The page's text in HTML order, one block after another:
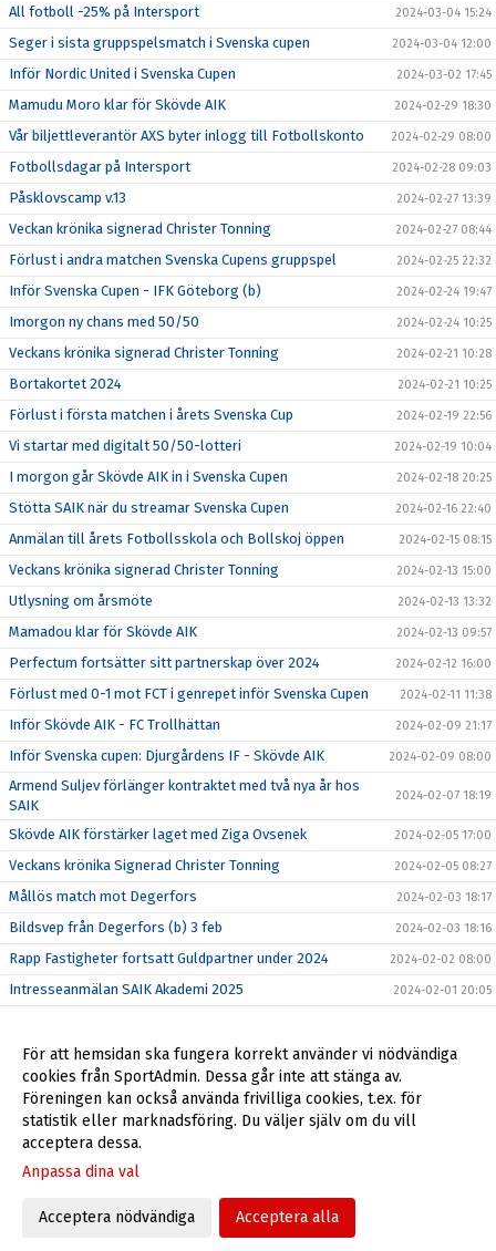
All fotboll -25% på Intersport 2024-03-04 15:24
Seger i sista gruppspelsmatch i Svenska cupen 2024-03-04 12:00
Inför Nordic United i Svenska Cupen 2024-03-02 17:45
Mamudu Moro klar för Skövde AIK 2024-02-29 18:30
Vår biljettleverantör AXS byter inlogg till Fotbollskonto 2024-02-29 08:00
Fotbollsdagar på Intersport 2024-02-28 09:03
Påsklovscamp v.13 2024-02-27 13:39
Veckan krönika signerad Christer Tonning 2024-02-27 08:44
Förlust i andra matchen Svenska Cupens gruppspel 2024-02-25 22:32
Inför Svenska Cupen - IFK Göteborg (b) 2024-02-24 19:47
Imorgon ny chans med 50/50 2024-02-24 10:25
Veckans krönika signerad Christer Tonning 2024-02-21 10:28
Bortakortet 2024 2024-02-21 10:25
Förlust i första matchen i årets Svenska Cup 2024-02-19 22:56
Vi startar med digitalt 50/50-lotteri 2024-02-19 10:04
I morgon går Skövde AIK in i Svenska Cupen 2024-02-18 20:25
Stötta SAIK när du streamar Svenska Cupen 2024-02-16 22:40
Anmälan till årets Fotbollsskola och Bollskoj öppen 2024-02-15 08:15
Veckans krönika signerad Christer Tonning 2024-02-13 15:00
Utlysning om årsmöte 2024-02-13 13:32
Mamadou klar för Skövde AIK 2024-02-13 09:57
Perfectum fortsätter sitt partnerskap över 2024 2024-02-12 16:00
Förlust med 0-1 mot FCT i genrepet inför Svenska Cupen 2024-02-11 11:38
Inför Skövde AIK - FC Trollhättan 2024-02-09 21:17
Inför Svenska cupen: Djurgårdens IF - Skövde AIK 2024-02-09 08:00
Armend Suljev förlänger kontraktet med två nya år hos
SAIK
2024-02-07 18:19
Skövde AIK förstärker laget med Ziga Ovsenek 2024-02-05 17:00
Veckans krönika Signerad Christer Tonning 2024-02-05 08:27
Mållös match mot Degerfors 2024-02-03 18:17
Bildsvep från Degerfors (b) 3 feb 2024-02-03 18:16
Rapp Fastigheter fortsatt Guldpartner under 2024 2024-02-02 08:00
Intresseanmälan SAIK Akademi 2025 2024-02-01 20:05
Filip Schyberg vinner Guldbollan 2023 2024-01-27 14:22
Välkomna till Skövde AIK! 2023-05-08 07:56
Skövde AIK Live-Appen 2023-01-11 08:00
För att hemsidan ska fungera korrekt använder vi nödvändiga
cookies från SportAdmin. Dessa går inte att stänga av.
Föreningen kan också använda frivilliga cookies, t.ex. för
statistik eller marknadsföring. Du väljer själv om du vill
acceptera dessa.
Anpassa dina val
Acceptera nödvändiga Acceptera alla